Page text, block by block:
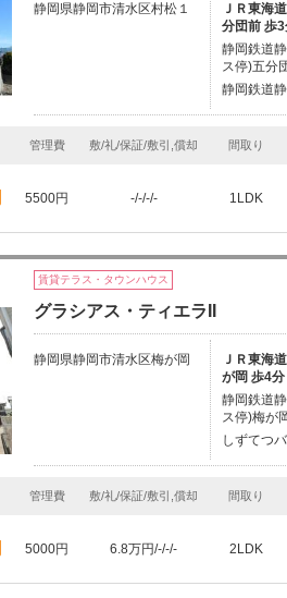
静岡県静岡市清水区村松１
ＪＲ東海
分団前 歩
静岡鉄道
ス停)五分
静岡鉄道
管理費 敷/礼/保証/敷引,償却 間取り
5500円 -/-/-/- 1LDK
賃貸テラス・タウンハウス
グラシアス・ティエラII
静岡県静岡市清水区梅が岡
ＪＲ東海
が岡 歩4分
静岡鉄道
ス停)梅が
しずてつ
管理費 敷/礼/保証/敷引,償却 間取り
5000円 6.8万円/-/-/- 2LDK